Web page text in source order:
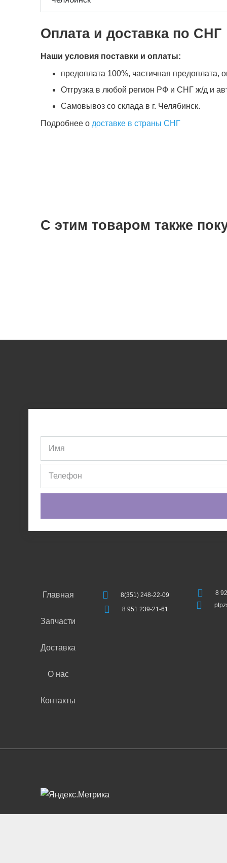
Оплата и доставка по СНГ
Наши условия поставки и оплаты:
предоплата 100%, частичная предоплата,
Отгрузка в любой регион РФ и СНГ ж/д и
Самовывоз со склада в г. Челябинск.
Подробнее о доставке в страны СНГ
С этим товаром также
Главная
Запчасти
Доставка
О нас
Контакты
8(351) 248-22-09
8 951 239-21-61
8